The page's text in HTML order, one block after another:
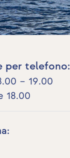
per telefono:
– 19.00
18.00